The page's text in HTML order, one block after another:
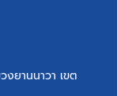
ยานนาวา เขต